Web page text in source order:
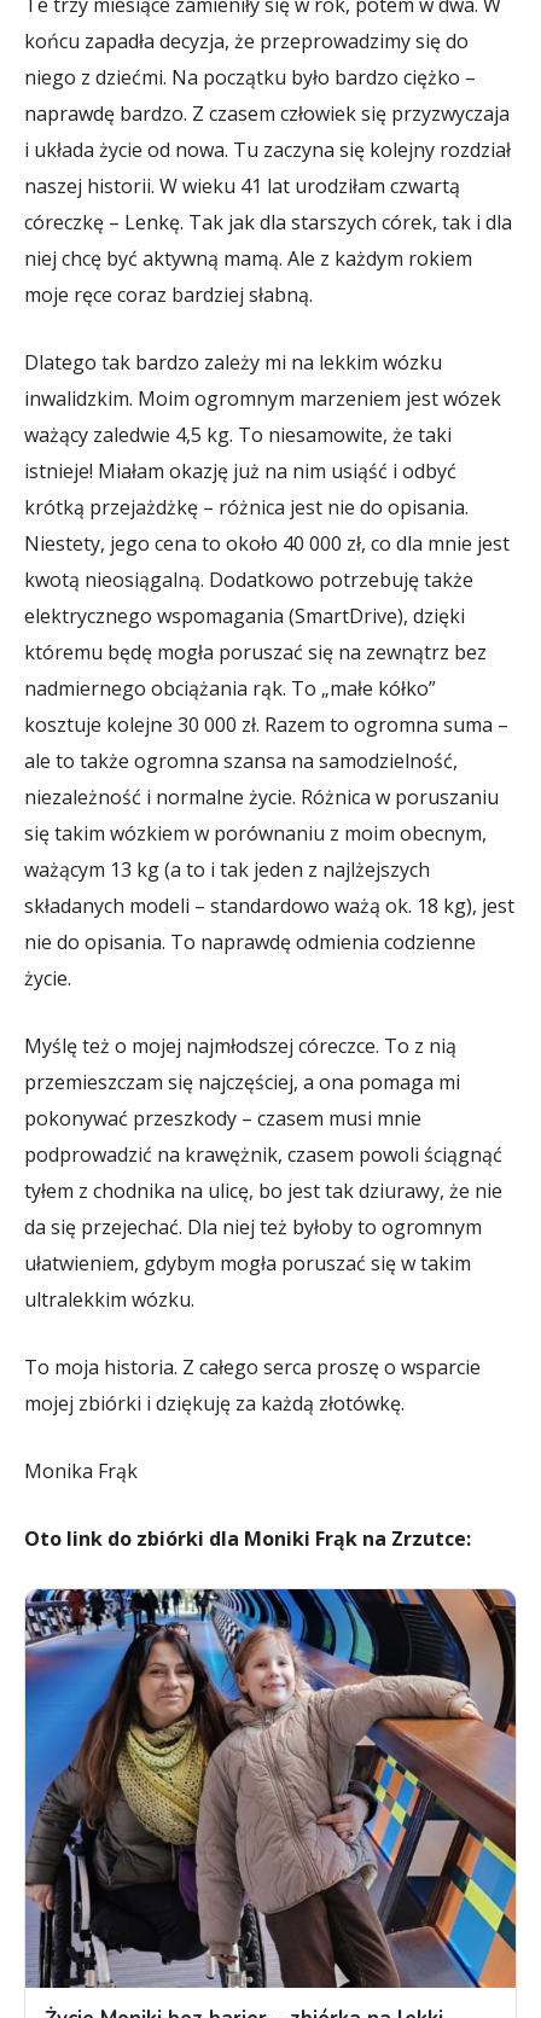
końcu zapadła decyzja, że przeprowadzimy się do
niego z dziećmi. Na początku było bardzo ciężko –
naprawdę bardzo. Z czasem człowiek się przyzwyczaja
i układa życie od nowa. Tu zaczyna się kolejny rozdział
naszej historii. W wieku 41 lat urodziłam czwartą
córeczkę – Lenkę. Tak jak dla starszych córek, tak i dla
niej chcę być aktywną mamą. Ale z każdym rokiem
moje ręce coraz bardziej słabną.
Dlatego tak bardzo zależy mi na lekkim wózku
inwalidzkim. Moim ogromnym marzeniem jest wózek
ważący zaledwie 4,5 kg. To niesamowite, że taki
istnieje! Miałam okazję już na nim usiąść i odbyć
krótką przejażdżkę – różnica jest nie do opisania.
Niestety, jego cena to około 40 000 zł, co dla mnie jest
kwotą nieosiągalną. Dodatkowo potrzebuję także
elektrycznego wspomagania (SmartDrive), dzięki
któremu będę mogła poruszać się na zewnątrz bez
nadmiernego obciążania rąk. To „małe kółko”
kosztuje kolejne 30 000 zł. Razem to ogromna suma –
ale to także ogromna szansa na samodzielność,
niezależność i normalne życie. Różnica w poruszaniu
się takim wózkiem w porównaniu z moim obecnym,
ważącym 13 kg (a to i tak jeden z najlżejszych
składanych modeli – standardowo ważą ok. 18 kg), jest
nie do opisania. To naprawdę odmienia codzienne
życie.
Myślę też o mojej najmłodszej córeczce. To z nią
przemieszczam się najczęściej, a ona pomaga mi
pokonywać przeszkody – czasem musi mnie
podprowadzić na krawężnik, czasem powoli ściągnąć
tyłem z chodnika na ulicę, bo jest tak dziurawy, że nie
da się przejechać. Dla niej też byłoby to ogromnym
ułatwieniem, gdybym mogła poruszać się w takim
ultralekkim wózku.
To moja historia. Z całego serca proszę o wsparcie
mojej zbiórki i dziękuję za każdą złotówkę.
Monika Frąk
Oto link do zbiórki dla Moniki Frąk na Zrzutce: